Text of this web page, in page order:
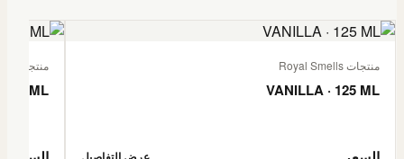
منتجات Royal Smells
VANILLA · 125 ML
منتجات Royal Smells
ML